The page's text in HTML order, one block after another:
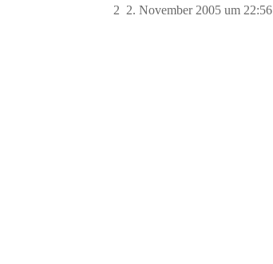
2. November 2005 um 22:56
2